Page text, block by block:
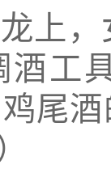
上
酒工
尾